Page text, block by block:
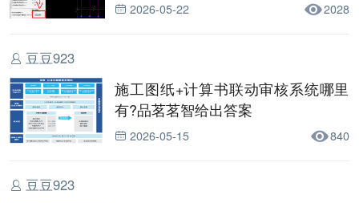
2026-05-22 2028
豆豆923
施工图纸+计算书联动审核系统哪里
有?品茗茗智给出答案
2026-05-15 840
豆豆923